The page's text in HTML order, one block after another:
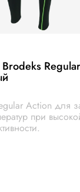
Regular
Action для
при